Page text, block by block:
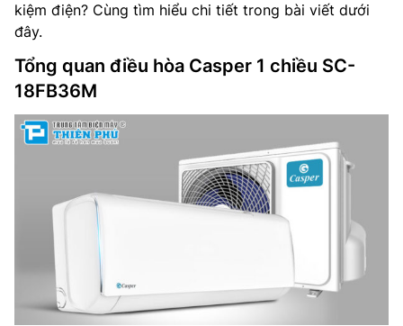
kiệm điện? Cùng tìm hiểu chi tiết trong bài viết dưới
đây.
Tổng quan điều hòa Casper 1 chiều SC-
18FB36M